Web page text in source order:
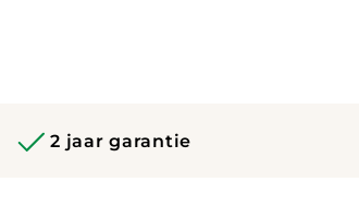
2 jaar garantie